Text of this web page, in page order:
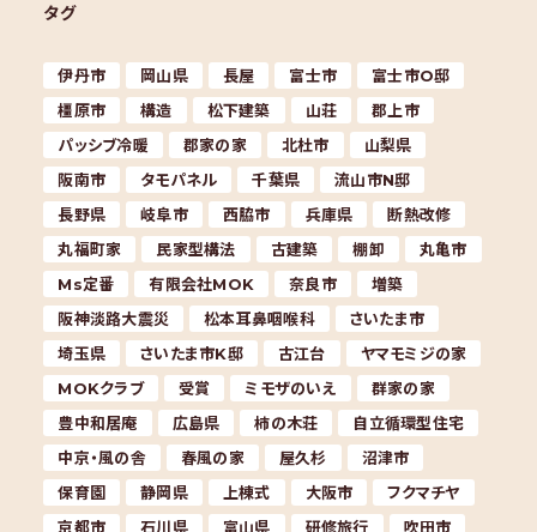
タグ
伊丹市 岡山県 長屋 富士市
富士市O邸
橿原市
構造 松下建築 山荘
郡上市
パッシブ冷暖
郡家の家 北杜市
山梨県
阪南市
タモパネル 千葉県
流山市N邸
長野県
岐阜市 西脇市 兵庫県
断熱改修
丸福町家
民家型構法 古建築 棚卸
丸亀市
Ms定番
有限会社MOK 奈良市
増築
阪神淡路大震災
松本耳鼻咽喉科
さいたま市
埼玉県
さいたま市K邸 古江台
ヤマモミジの家
MOKクラブ
受賞 ミモザのいえ
群家の家
豊中和居庵
広島県 柿の木荘
自立循環型住宅
中京・風の舎
春風の家 屋久杉
沼津市
保育園
静岡県 上棟式 大阪市
フクマチヤ
京都市
石川県 富山県 研修旅行
吹田市